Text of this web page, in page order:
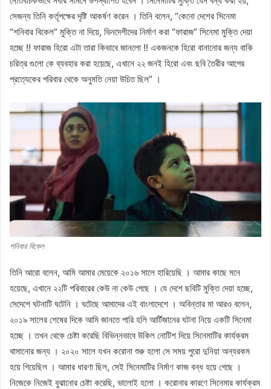
সেজন্য তিনি কর্তৃপক্ষের দৃষ্টি আকর্ষণ করেন । তিনি বলেন, “কেনো দেশের সিনেমা
“শনিবার বিকেল” মুক্তি না দিয়ে, ভিনদেশীদের নির্মাণ করা “ফারাজ” সিনেমা মুক্তি দেয়া
হচ্ছে !! ফারাজ হিরো এটা তারা কিভাবে জানলো !! একজনকে হিরো বানানোর জন্য বাকি
চরিত্র গুলো কে ব্যবহার করা হয়েছে, এখানে ২২ জনই হিরো এবং ছবি তৈরীর আগের
প্রত্যেকের পরিবার থেকে অনুমতি নেয়া উচিত ছিল” ।
শনিবার বিকেল
তিনি আরো বলেন, আমি আমার মেয়েকে ২০১৬ সালে হারিয়েছি । আমার কাছে মনে
হয়েছে, এখানে ২২টি পরিবারের কেউ না কেউ গেছে । যে দেশে ছবিটি মুক্তি দেয়া হচ্ছে,
সেদেশে ঘটনাটি ঘটেনি । ঘটেছে আমাদের এই বাংলাদেশে । অবিন্তার মা আরও বলেন,
২০১৯ সালের শেষের দিকে আমি জানতে পারি হলি আর্টিজানের ঘটনা নিয়ে একটি সিনেমা
হচ্ছে । তখন থেকে চেষ্টা করেছি বিভিন্নভাবে উকিল নোটিশ দিয়ে সিনেমাটির কার্যক্রম
থামানোর জন্য । ২০২০ সালে যখন করোনা শুরু হলো সে সময় পুরো দুনিয়া অন্যরকম
হয়ে গিয়েছিল । আমার ধারণা ছিল, সেই সিনেমাটির নির্মাণ কাজ বন্ধ হয়ে গেছে ।
নিজেকে নিজেই বুঝানোর চেষ্টা করেছি, ভালোই হলো । করোনার কারণে সিনেমার কার্যক্রম